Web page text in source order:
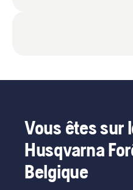
Vous êtes sur
Husqvarna
Belgique